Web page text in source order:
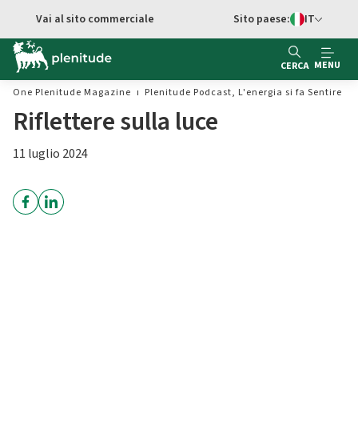
Vai al contenuto principale
Vai al sito commerciale
Switch di
Sito paese: IT
CERCA MENU
One Plenitude Magazine
Plenitude Podcast, L'energia si fa Sentire
Riflettere sulla luce
11 luglio 2024